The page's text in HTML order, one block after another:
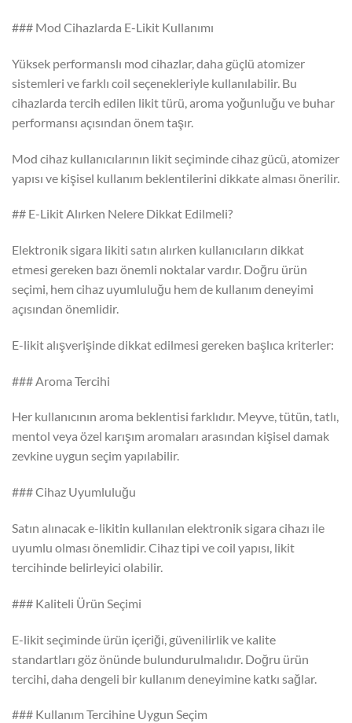
### Mod Cihazlarda E-Likit Kullanımı
Yüksek performanslı mod cihazlar, daha güçlü atomizer
sistemleri ve farklı coil seçenekleriyle kullanılabilir. Bu
cihazlarda tercih edilen likit türü, aroma yoğunluğu ve buhar
performansı açısından önem taşır.
Mod cihaz kullanıcılarının likit seçiminde cihaz gücü, atomizer
yapısı ve kişisel kullanım beklentilerini dikkate alması önerilir.
## E-Likit Alırken Nelere Dikkat Edilmeli?
Elektronik sigara likiti satın alırken kullanıcıların dikkat
etmesi gereken bazı önemli noktalar vardır. Doğru ürün
seçimi, hem cihaz uyumluluğu hem de kullanım deneyimi
açısından önemlidir.
E-likit alışverişinde dikkat edilmesi gereken başlıca kriterler:
### Aroma Tercihi
Her kullanıcının aroma beklentisi farklıdır. Meyve, tütün, tatlı,
mentol veya özel karışım aromaları arasından kişisel damak
zevkine uygun seçim yapılabilir.
### Cihaz Uyumluluğu
Satın alınacak e-likitin kullanılan elektronik sigara cihazı ile
uyumlu olması önemlidir. Cihaz tipi ve coil yapısı, likit
tercihinde belirleyici olabilir.
### Kaliteli Ürün Seçimi
E-likit seçiminde ürün içeriği, güvenilirlik ve kalite
standartları göz önünde bulundurulmalıdır. Doğru ürün
tercihi, daha dengeli bir kullanım deneyimine katkı sağlar.
### Kullanım Tercihine Uygun Seçim